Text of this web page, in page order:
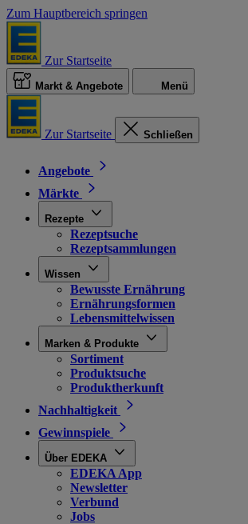
Zum Hauptbereich springen
Zur Startseite
Markt & Angebote Menü
Zur Startseite Schließen
Angebote
Märkte
Rezepte
Rezeptsuche
Rezeptsammlungen
Wissen
Bewusste Ernährung
Ernährungsformen
Lebensmittelwissen
Marken & Produkte
Sortiment
Produktsuche
Produktherkunft
Nachhaltigkeit
Gewinnspiele
Über EDEKA
EDEKA App
Newsletter
Verbund
Jobs